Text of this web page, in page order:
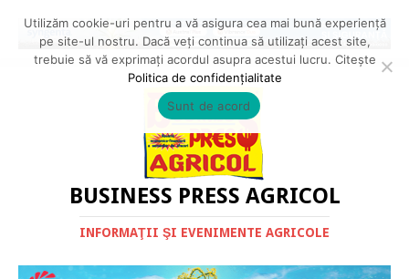
BUSINESS PRESS AGRICOL
INFORMAŢII ŞI EVENIMENTE AGRICOLE
Utilizăm cookie-uri pentru a vă asigura cea mai bună experiență
pe site-ul nostru. Dacă veți continua să utilizați acest site,
trebuie să vă exprimați acordul asupra acestui lucru. Citește
Politica de confidențialitate
Sunt de acord